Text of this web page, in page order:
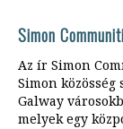
Simon
Az ír Simon
Simon
Galway
melyek egy